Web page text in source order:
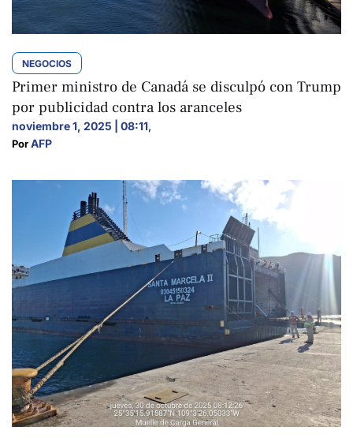
NEGOCIOS
Primer ministro de Canadá se disculpó con Trump
por publicidad contra los aranceles
noviembre 1, 2025 | 08:11,
Por AFP